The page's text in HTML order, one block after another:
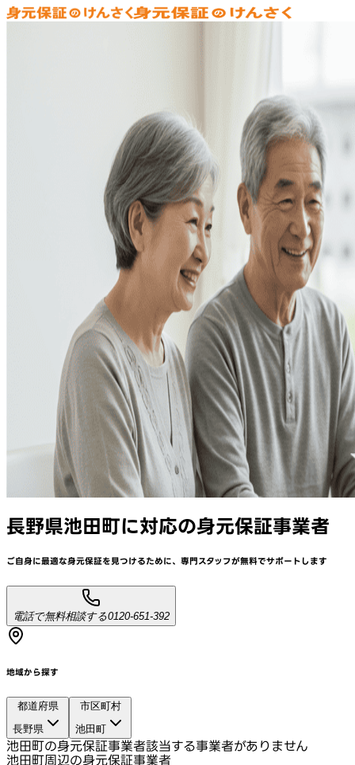
長野県池田町に対応の身元保証事業者
ご自身に最適な身元保証を見つけるために、 専門スタッフが無料でサポートします
電話で無料相談する0120-651-392
地域から探す
都道府県
長野県
市区町村
池田町
池田町の身元保証事業者該当する事業者がありません
池田町周辺の身元保証事業者